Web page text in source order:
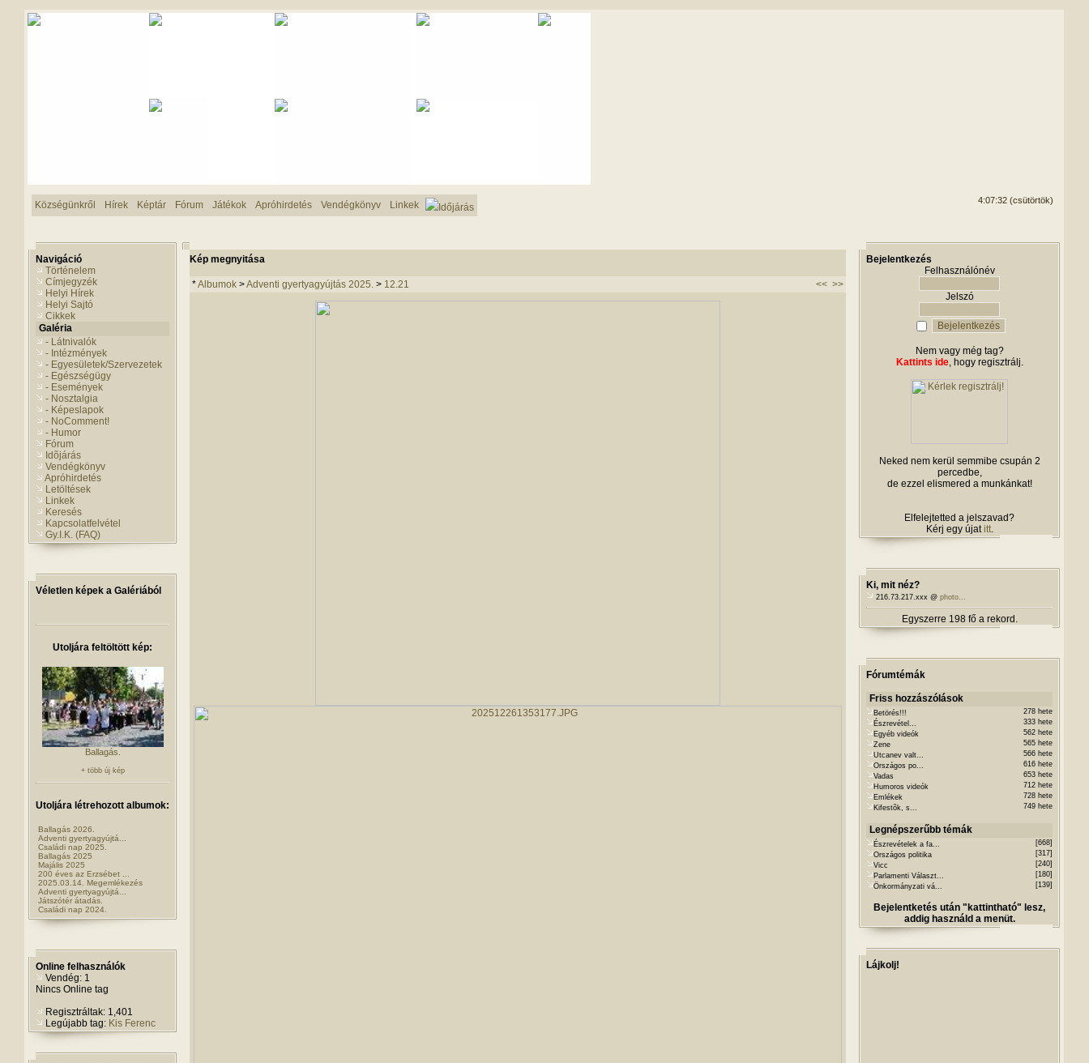
Községünkről Hírek Képtár Fórum Játékok Apróhirdetés Vendégkönyv Linkek Időjárás
4:07:32 (csütörtök)
Navigáció
Történelem
Címjegyzék
Helyi Hírek
Helyi Sajtó
Cikkek
Galéria
- Látnivalók
- Intézmények
- Egyesületek/Szervezetek
- Egészségügy
- Események
- Nosztalgia
- Képeslapok
- NoComment!
- Humor
Fórum
Idõjárás
Vendégkönyv
Apróhirdetés
Letöltések
Linkek
Keresés
Kapcsolatfelvétel
Gy.I.K. (FAQ)
Véletlen képek a Galériából
Utoljára feltöltött kép:
Ballagás.
+ több új kép
Utoljára létrehozott albumok:
Ballagás 2026.
Adventi gyertyagyújtá...
Családi nap 2025.
Ballagás 2025
Majális 2025
200 éves az Erzsébet ...
2025.03.14. Megemlékezés
Adventi gyertyagyújtá...
Játszótér átadás.
Családi nap 2024.
Online felhasználók
Vendég: 1
Nincs Online tag
Regisztráltak: 1,401
Legújabb tag: Kis Ferenc
Kép megnyitása
*Albumok >Adventi gyertyagyújtás 2025. > 12.21 << >>
Bejelentkezés
Felhasználónév
Jelszó
Nem vagy még tag?
Kattints ide, hogy regisztrálj.
Neked nem kerül semmibe csupán 2
percedbe,
de ezzel elismered a munkánkat!
Elfelejtetted a jelszavad?
Kérj egy újatitt.
Ki, mit néz?
216.73.217.xxx @ photo...
Egyszerre 198 fő a rekord.
Fórumtémák
Friss hozzászólások
Betörés!!!
278 hete
Észrevétel...
333 hete
Egyéb videók
562 hete
Zene
565 hete
Utcanev valt...
566 hete
Országos po...
616 hete
Vadas
653 hete
Humoros videók
712 hete
Emlékek
728 hete
Kifestõk, s...
749 hete
Legnépszerűbb témák
Észrevételek a fa...
[668]
Országos politika
[317]
Vicc
[240]
Parlamenti Választ...
[180]
Önkormányzati vá...
[139]
Bejelentketés után "kattintható" lesz,
addig használd a menüt.
Lájkolj!